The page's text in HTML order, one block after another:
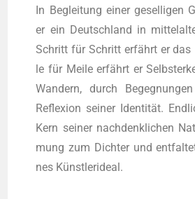
In Beglei­tung einer gesel­li­gen
er ein Deutsch­land in
Schritt für Schritt erfährt er
le für Mei­le erfährt er
Wan­dern, durch
Refle­xi­on sei­ner Iden­ti­tät.
Kern sei­ner nach­denk­li­chen
mung zum Dich­ter und
nes Künstlerideal.